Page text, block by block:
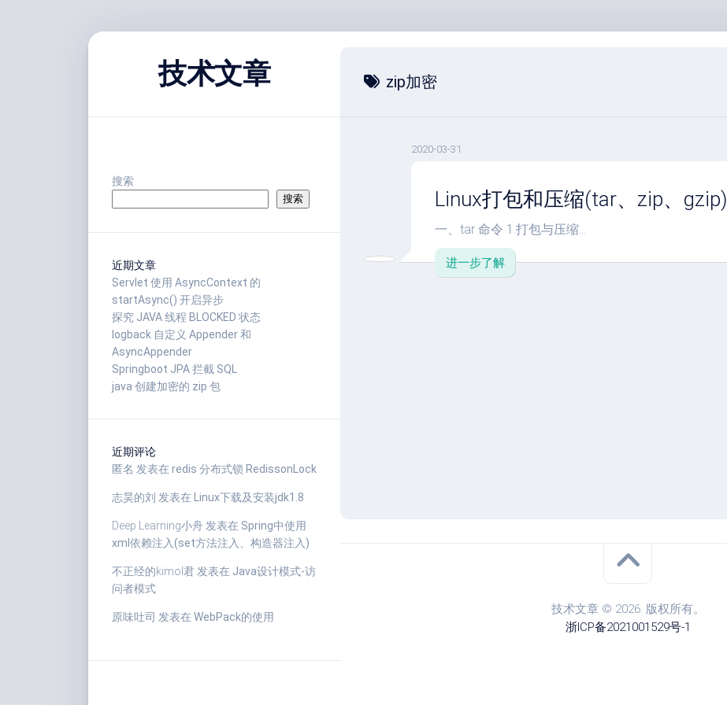
技术文章
搜索
搜索
近期文章
Servlet 使用 AsyncContext 的
startAsync() 开启异步
探究 JAVA 线程 BLOCKED 状态
logback 自定义 Appender 和
AsyncAppender
Springboot JPA 拦截 SQL
java 创建加密的 zip 包
近期评论
匿名 发表在 redis 分布式锁 RedissonLock
志昊的刘 发表在 Linux下载及安装jdk1.8
Deep Learning小舟 发表在 Spring中使用
xml依赖注入(set方法注入、构造器注入)
不正经的kimol君 发表在 Java设计模式-访
问者模式
原味吐司 发表在 WebPack的使用
zip加密
2020-03-31
Linux打包和压缩(tar、zip、gzip)
一、tar 命令 1.打包与压缩...
进一步了解
技术文章 © 2026. 版权所有。
浙ICP备2021001529号-1